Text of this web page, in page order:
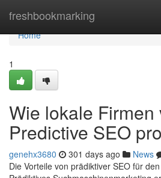
freshbookmarking
Home
Home
1
Wie lokale Firmen
Predictive SEO
genehx3680 301 days ago News
Die Vorteile von prädiktiver SEO für